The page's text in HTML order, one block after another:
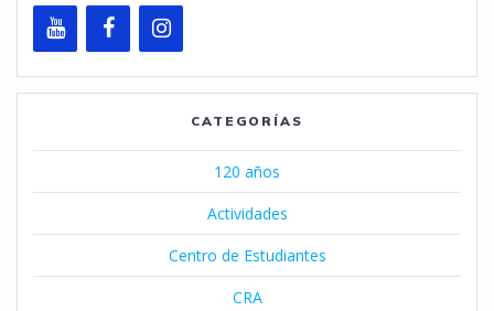
CATEGORÍAS
120 años
Actividades
Centro de Estudiantes
CRA